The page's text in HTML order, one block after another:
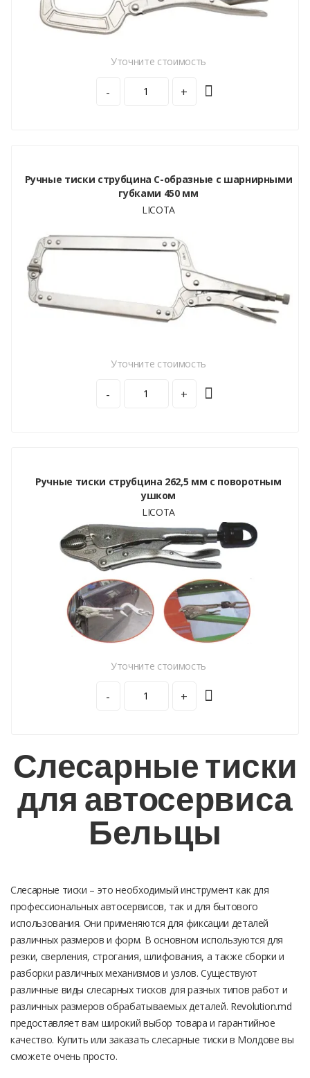
Уточните стоимость
- +
Ручные тиски струбцина С-образные с шарнирными
губками 450 мм
LICOTA
Уточните стоимость
- +
Ручные тиски струбцина 262,5 мм с поворотным
ушком
LICOTA
Уточните стоимость
- +
Слесарные тиски
для автосервиса
Бельцы
Слесарные тиски – это необходимый инструмент как для
профессиональных автосервисов, так и для бытового
использования. Они применяются для фиксации деталей
различных размеров и форм. В основном используются для
резки, сверления, строгания, шлифования, а также сборки и
разборки различных механизмов и узлов. Существуют
различные виды слесарных тисков для разных типов работ и
различных размеров обрабатываемых деталей. Revolution.md
предоставляет вам широкий выбор товара и гарантийное
качество. Купить или заказать слесарные тиски в Молдове вы
сможете очень просто.